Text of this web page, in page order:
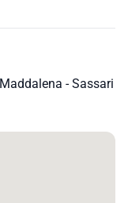
- Sassari